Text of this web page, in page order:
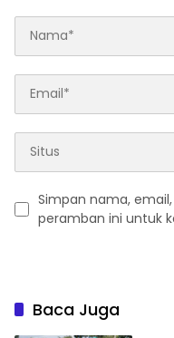
Simpan nama,
peramban ini untuk
Baca Juga